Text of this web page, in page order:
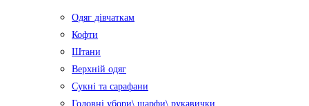
Одяг дівчаткам
Кофти
Штани
Верхній одяг
Сукні та сарафани
Головні убори\ шарфи\ рукавички